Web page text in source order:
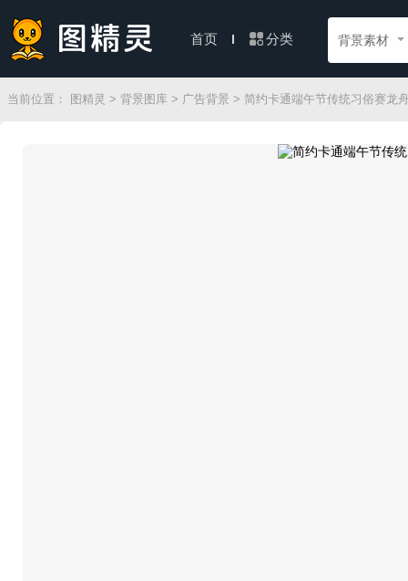
首页 分类 背景素材
当前位置： 图精灵 > 背景图库 > 广告背景 > 简约卡通端午节传统习俗赛龙